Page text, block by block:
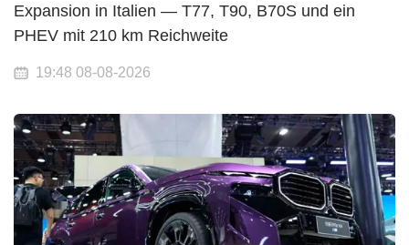
Expansion in Italien — T77, T90, B70S und ein
PHEV mit 210 km Reichweite
19:48 08-08-2026